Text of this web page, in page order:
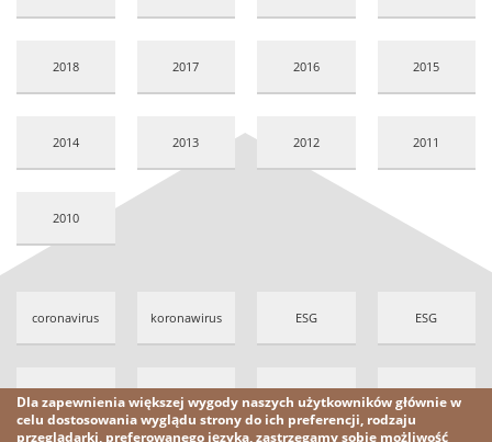
2018 2017 2016 2015
2014 2013 2012 2011
2010
coronavirus koronawirus ESG ESG
ESG familia rodzina family
Dla zapewnienia większej wygody naszych użytkowników głównie w
celu dostosowania wyglądu strony do ich preferencji, rodzaju
przeglądarki, preferowanego języka, zastrzegamy sobie możliwość